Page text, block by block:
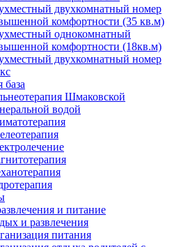
двухкомнатный номер
комфортности (35 кв.м)
однокомнатный
комфортности (18кв.м)
двухкомнатный номер
база
Шмаковской
водой
и питание
и развлечения
питания